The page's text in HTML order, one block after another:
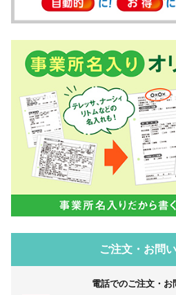
ご注文・お問
電話でのご注文・お